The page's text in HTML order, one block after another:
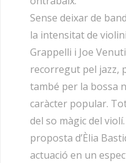
Sense deixar de
la intensitat de
Grappelli i Joe
recorregut pel jazz,
també per la bossa
caràcter popular.
del so màgic del
proposta d’Èlia
actuació en un